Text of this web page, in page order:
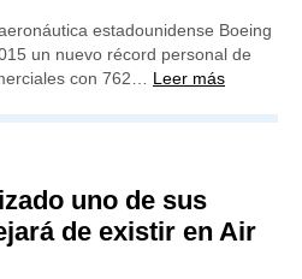
estadounidense Boeing
un nuevo récord personal de
con 762… Leer más
uno de sus
de existir en Air